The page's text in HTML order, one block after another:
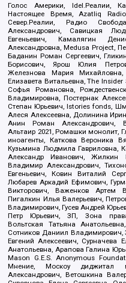
Голос Америки, Idel.Реалии,
Настоящее Время, Azatliq
Север.Реалии, Радио
Александрович, Савицкая
Евгеньевич, Камалягин
Александровна, Medusa Project,
Баданин Роман Сергеевич,
Борисович, Ярош Юлия
Железнова Мария
Елизавета Витальевна, The
Софья Романовна,
Владимировна, Постернак
Степан Юрьевич, Istories fonds,
Алеся Алексеевна, Долинина
Анин Роман Александрович,
Альтаир 2021, Ромашки монолит,
иноагенты, Каткова Вероника
Кузьмина Людмила Гавриловна,
Александр Иванович, Жилкин
Владимир Александрович,
Евгеньевич, Ковин Виталий
Любарев Аркадий Ефимович,
Викторович, Важенков Артем
Пигалкин Илья Валерьевич,
Владимирович, Гусев Андрей
Петр Юрьевич, ЗП, Зона
Вольтская Татьяна
Сотников Даниил Владимирович,
Евгений Алексеевич, Сурначева
Анатольевна, Арапова Галина
Mason G.E.S. Anonymous
Мнение, Москоу диджитал
Александрович, Ветошкина